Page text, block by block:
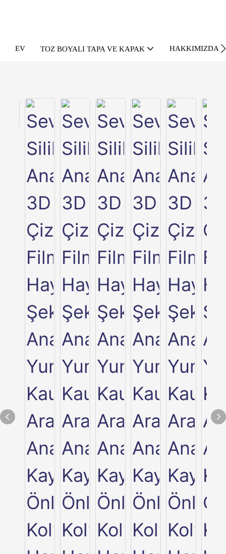
EV TOZ BOYALI TAPA VE KAPAK HAKKIMIZDA